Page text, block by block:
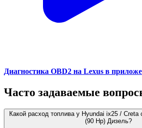
Диагностика OBD2 на Lexus в
Часто задаваемые
Какой расход топлива у Hyundai ix25 / Creta
(90 Hp) Дизель?